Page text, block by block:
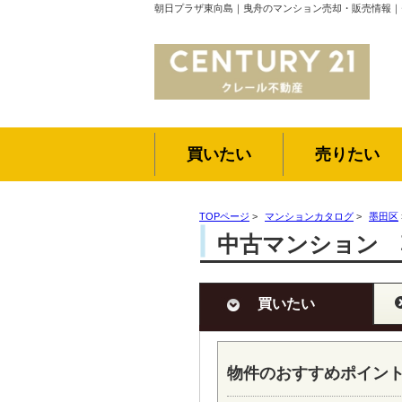
朝日プラザ東向島｜曳舟のマンション売却・販売情報
買いたい 売りたい
TOPページ > マンションカタログ > 墨田区
中古マンション
買いたい
物件のおすすめポイン